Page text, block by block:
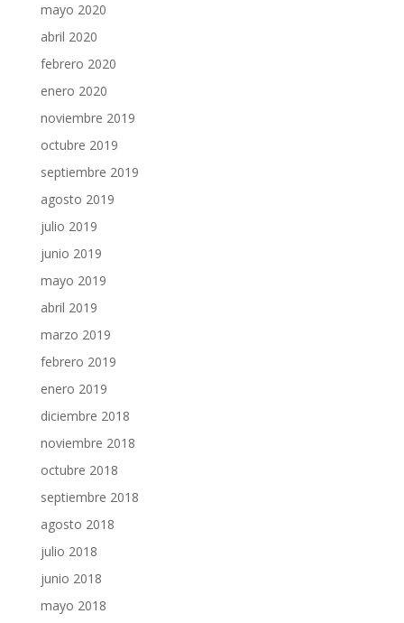
mayo 2020
abril 2020
febrero 2020
enero 2020
noviembre 2019
octubre 2019
septiembre 2019
agosto 2019
julio 2019
junio 2019
mayo 2019
abril 2019
marzo 2019
febrero 2019
enero 2019
diciembre 2018
noviembre 2018
octubre 2018
septiembre 2018
agosto 2018
julio 2018
junio 2018
mayo 2018